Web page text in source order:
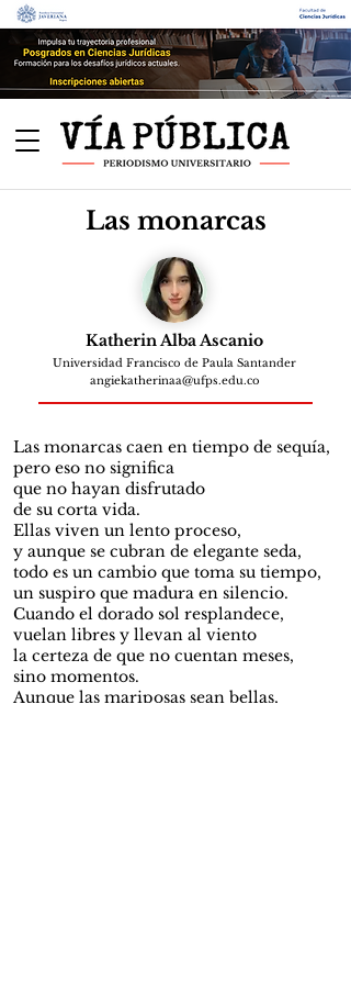
Las monarcas
Katherin Alba Ascanio
Universidad Francisco de Paula Santander
angiekatherinaa@ufps.edu.co
Las monarcas caen en tiempo de sequía,
pero eso no significa
que no hayan disfrutado
de su corta vida.
Ellas viven un lento proceso,
y aunque se cubran de elegante seda,
todo es un cambio que toma su tiempo,
un suspiro que madura en silencio.
Cuando el dorado sol resplandece,
vuelan libres y llevan al viento
la certeza de que no cuentan meses,
sino momentos.
Aunque las mariposas sean bellas,